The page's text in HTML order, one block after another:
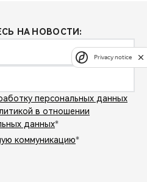
НА НОВОСТИ:
персональных данных
в отношении
данных*
коммуникацию*
Privacy notice